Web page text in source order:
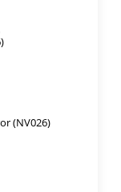
(NV026)